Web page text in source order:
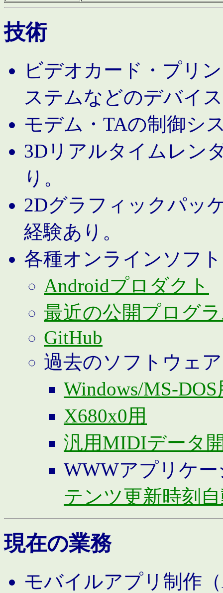
技術
ビデオカード・プリ
ステムなどのデバイ
モデム・TAの制御シ
3Dリアルタイムレン
り。
2Dグラフィックパッ
経験あり。
各種オンラインソフ
Androidプロダクト
最近の公開プログ
GitHub
過去のソフトウェア
Windows/MS-DOS
X680x0用
汎用MIDIデータ
WWWアプリケ
テンツ更新時刻
現在の業務
モバイルアプリ制作